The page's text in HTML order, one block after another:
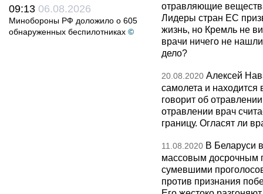
09:13 06.08.2026
Минобороны РФ доложило о 605
обнаруженных беспилотниках ©
отравляющие
Лидеры стран ЕС
жизнь, но Кремль не
врачи ничего не
дело?
20.08.2020 Алексей
самолета и
говорит об
отравлении врач
границу. Огласят ли
11.08.2020 В Беларуси
массовым досрочным
сумевшими
против признания